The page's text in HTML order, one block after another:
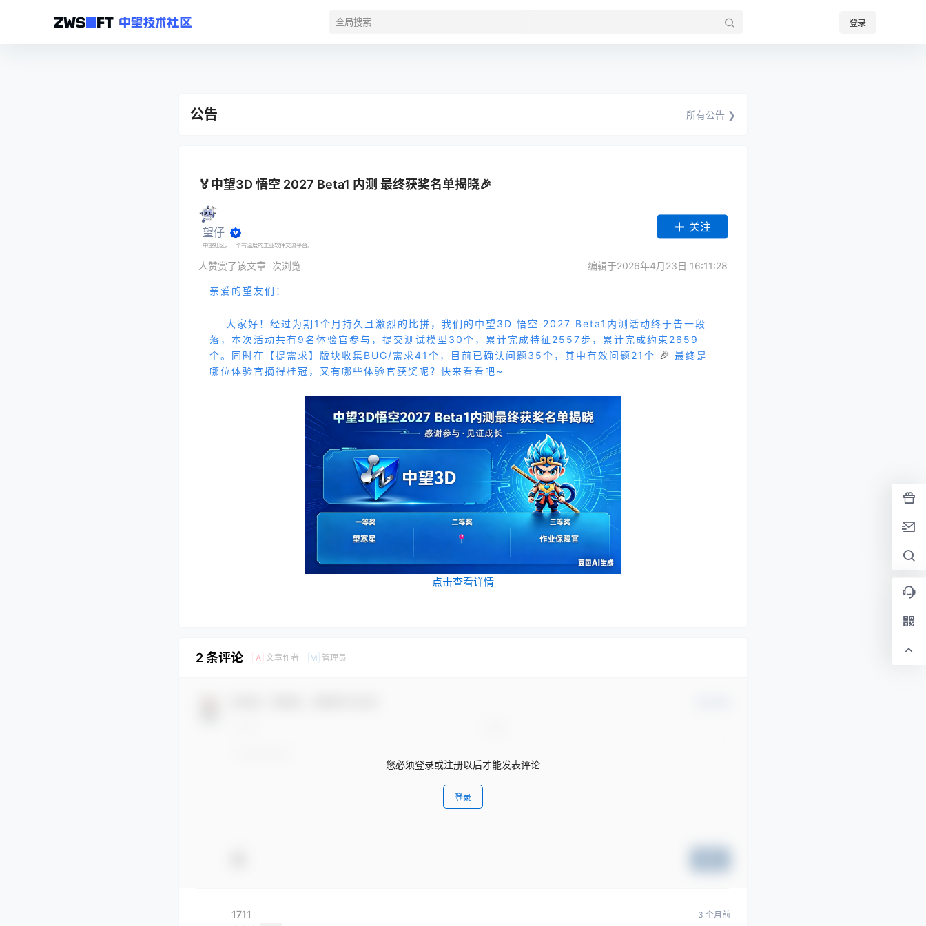
登录
公告 所有公告 ❯
🏅中望3D 悟空 2027 Beta1 内测 最终获奖名单揭晓🎉
望仔
中望社区，一个有温度的工业软件交流平台。
关注
人赞赏了该文章 次浏览 编辑于2026年4月23日 16:11:28
亲爱的望友们：
大家好！经过为期1个月持久且激烈的比拼，我们的中望3D 悟空 2027 Beta1内测活动终于告一段
落，本次活动共有9名体验官参与，提交测试模型30个，累计完成特征2557步，累计完成约束2659
个。同时在【提需求】版块收集BUG/需求41个，目前已确认问题35个，其中有效问题21个 🎉 最终是
哪位体验官摘得桂冠，又有哪些体验官获奖呢？快来看看吧~
点击查看详情
2 条评论 A 文章作者 M 管理员
您必须登录或注册以后才能发表评论
登录
1711 3 个月前